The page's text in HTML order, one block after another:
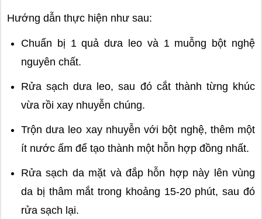
Hướng dẫn thực hiện như sau:
Chuẩn bị 1 quả dưa leo và 1 muỗng bột nghệ
nguyên chất.
Rửa sạch dưa leo, sau đó cắt thành từng khúc
vừa rồi xay nhuyễn chúng.
Trộn dưa leo xay nhuyễn với bột nghệ, thêm một
ít nước ấm để tạo thành một hỗn hợp đồng nhất.
Rửa sạch da mặt và đắp hỗn hợp này lên vùng
da bị thâm mắt trong khoảng 15-20 phút, sau đó
rửa sạch lại.